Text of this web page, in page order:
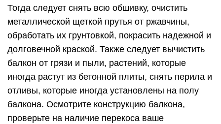
Тогда следует снять всю обшивку, очистить
металлической щеткой прутья от ржавчины,
обработать их грунтовкой, покрасить надежной и
долговечной краской. Также следует вычистить
балкон от грязи и пыли, растений, которые
иногда растут из бетонной плиты, снять перила и
отливы, которые иногда установлены на полу
балкона. Осмотрите конструкцию балкона,
проверьте на наличие перекоса ваше